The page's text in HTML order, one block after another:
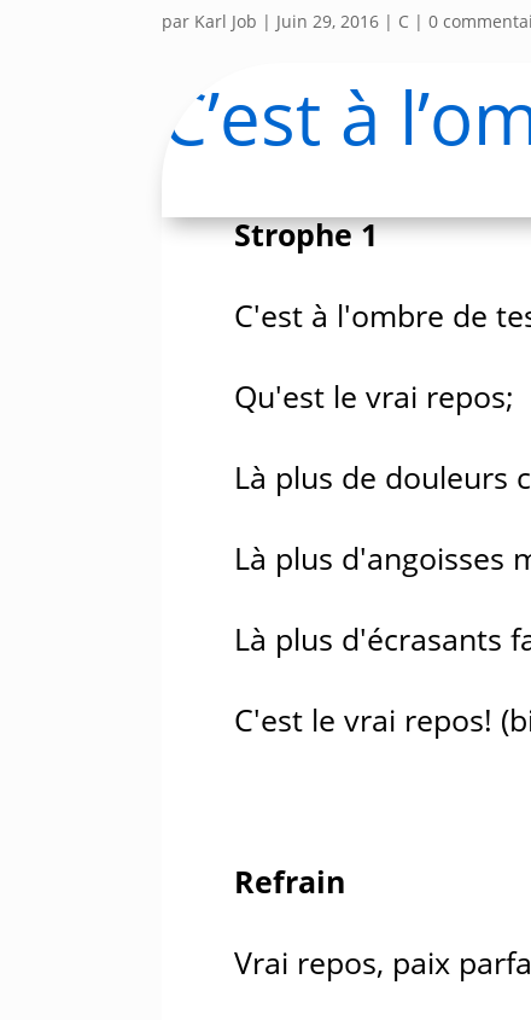
par Karl Job | Juin 29, 2016 | C |0
C’est à
Strophe 1
C'est à l'ombre de
Qu'est le vrai repos;
Là plus de douleurs
Là plus d'angoisses
Là plus d'écrasants
C'est le vrai repos!
Refrain
Vrai repos, paix